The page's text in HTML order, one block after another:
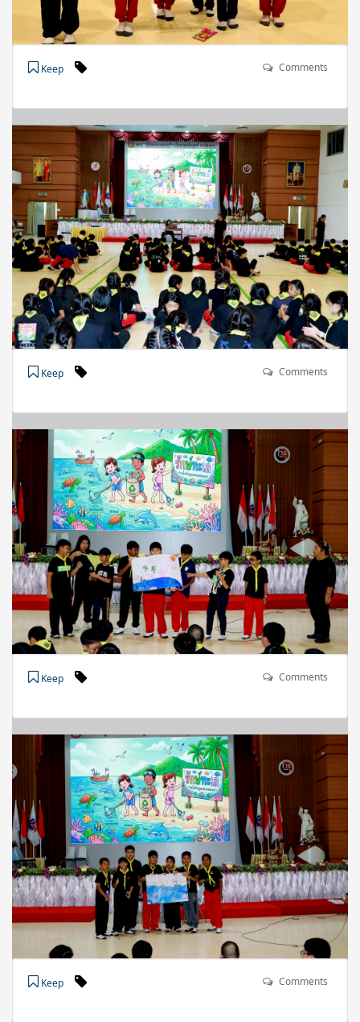
Keep Comments
Keep Comments
Keep Comments
Keep Comments